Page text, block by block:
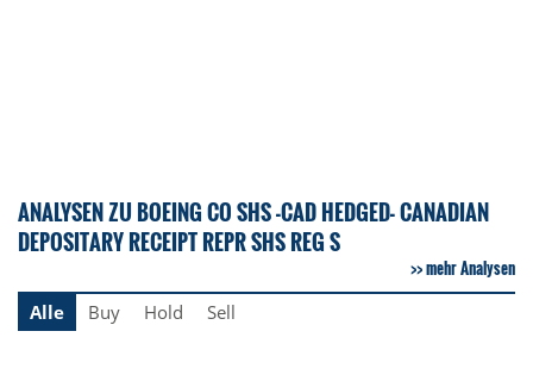
ANALYSEN ZU BOEING CO SHS -CAD HEDGED- CANADIAN
DEPOSITARY RECEIPT REPR SHS REG S
mehr Analysen
Alle
Buy Hold Sell